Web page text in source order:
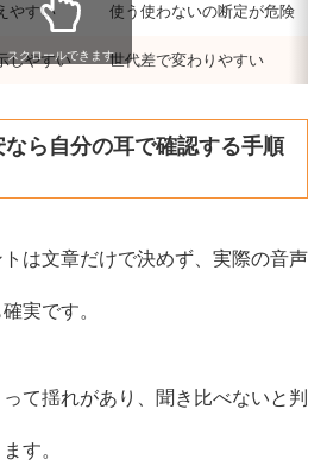
やすい 使う使わないの断定が危険
しやすい 世代差で変わりやすい
スクロールできます
ら自分の耳で確認する手順
は文章だけで決めず、実際の音声
実です。
て揺れがあり、聞き比べないと判
す。